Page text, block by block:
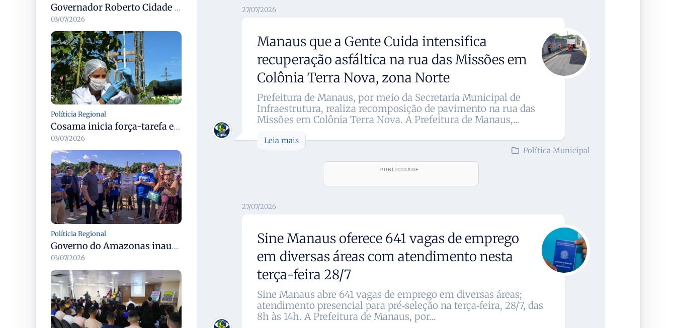
Governador Roberto Cidade entrega readequação do ambulatório da FCecon e amplia capacidade de atendimento oncológico em Manaus
03/07/2026
Políticia Regional
Cosama inicia força-tarefa em Anamã para fortalecer abastecimento de água e segurança hídrica da população
03/07/2026
Políticia Regional
Governo do Amazonas inaugura primeiro Castramóvel Fluvial para atendimento veterinário às comunidades ribeirinhas e castração gratuita
03/07/2026
27/07/2026
Manaus que a Gente Cuida intensifica
recuperação asfáltica na rua das Missões em
Colônia Terra Nova, zona Norte
Prefeitura de Manaus, por meio da Secretaria Municipal de
Infraestrutura, realiza recomposição de pavimento na rua das
Missões em Colônia Terra Nova. A Prefeitura de Manaus,...
Leia mais
Política Municipal
27/07/2026
Sine Manaus oferece 641 vagas de emprego
em diversas áreas com atendimento nesta
terça-feira 28/7
Sine Manaus abre 641 vagas de emprego em diversas áreas;
atendimento presencial para pré‑seleção na terça‑feira, 28/7, das
8h às 14h. A Prefeitura de Manaus, por...